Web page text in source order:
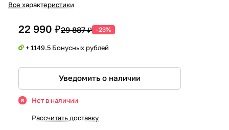
Все характеристики
22 990 ₽29 887 ₽ -23%
+ 1149.5 Бонусных рублей
Уведомить о наличии
Нет в наличии
Рассчитать доставку